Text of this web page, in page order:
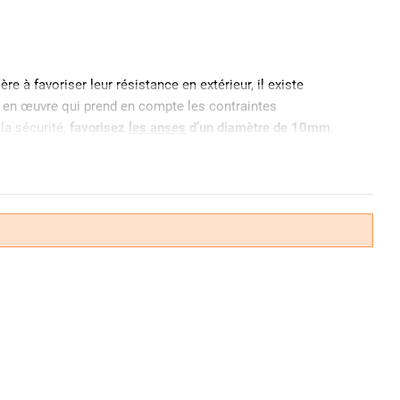
à favoriser leur résistance en extérieur, il existe
œuvre qui prend en compte les contraintes
sécurité, favorisez les anses d’un diamètre de 10mm
une bague PVC. Si l’acier cémenté assure une
l’oxydation notamment noscadenas anti-corrosion.
contre la coupe et le sciage. L’inox quant à lui
il est conseillé d'utiliser un